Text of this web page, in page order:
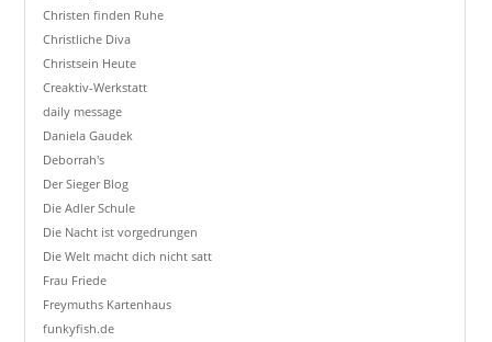
Christen finden Ruhe
Christliche Diva
Christsein Heute
Creaktiv-Werkstatt
daily message
Daniela Gaudek
Deborrah's
Der Sieger Blog
Die Adler Schule
Die Nacht ist vorgedrungen
Die Welt macht dich nicht satt
Frau Friede
Freymuths Kartenhaus
funkyfish.de